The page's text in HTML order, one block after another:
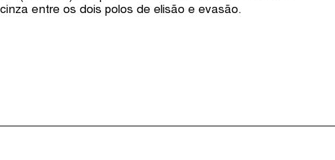
entre os dois polos de elisão e evasão.